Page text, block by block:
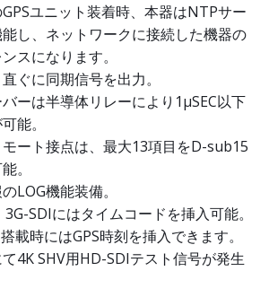
ユニット装着時、本器はNTPサー
し、ネットワークに接続した機器の
スになります。
ぐに同期信号を出力。
ーは半導体リレーにより1μSEC以下
能。
ート接点は、最大13項目をD-sub15
。
LOG機能装備。
SDIにはタイムコードを挿入可能。
載時にはGPS時刻を挿入できます。
4K SHV用HD-SDIテスト信号が発生